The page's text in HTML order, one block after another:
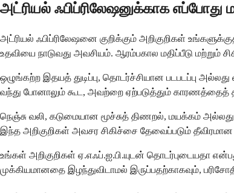
அட்ரியல் ஃபிப்ரிலேஷனுக்காக
அட்ரியல் ஃபிப்ரிலேஷனை குறிக்கும் அறிகுறிகள்
உதவியை நாடுவது அவசியம். ஆரம்பகால மதிப்பீடு மற்றும்
ஒழுங்கற்ற இதயத் துடிப்பு, தொடர்ச்சியான படபடப்பு
வந்து போனாலும் கூட, அவற்றை ஏற்படுத்தும் காரணத்தைத்
நெஞ்சு வலி, கடுமையான மூச்சுத் திணறல், மயக்கம்
இந்த அறிகுறிகள் அவசர சிகிச்சை தேவைப்படும்
உங்கள் அறிகுறிகள் ஏ.எஃப்.ஐ.பி.யுடன் தொடர்புடையதா
முக்கியமானதை இழந்துவிடாமல் இருப்பதற்காகவும்,